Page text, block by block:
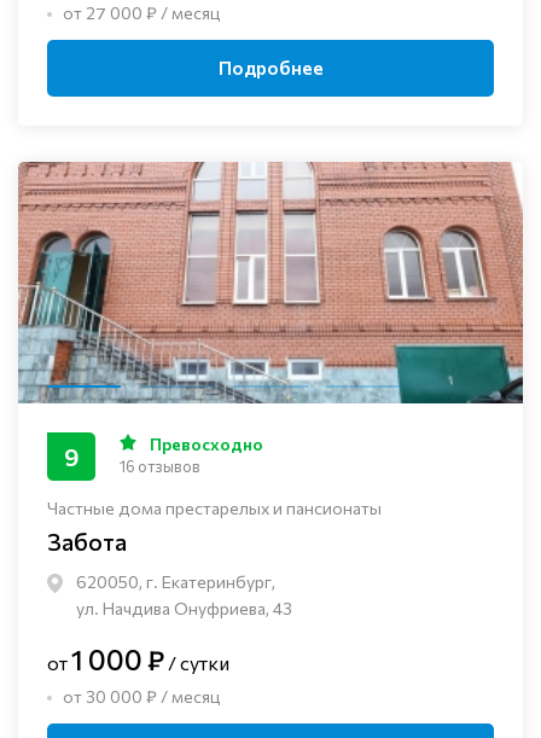
от 27 000 ₽ / месяц
Подробнее
Частные дома престарелых и пансионаты
Забота
620050, г. Екатеринбург,
ул. Начдива Онуфриева, 43
9 Превосходно
16 отзывов
от1 000 ₽ / сутки
от 30 000 ₽ / месяц